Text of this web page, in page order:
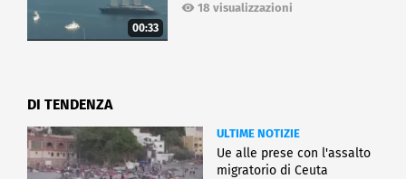
00:33
18 visualizzazioni
DI TENDENZA
ULTIME NOTIZIE
Ue alle prese con l'assalto
migratorio di Ceuta